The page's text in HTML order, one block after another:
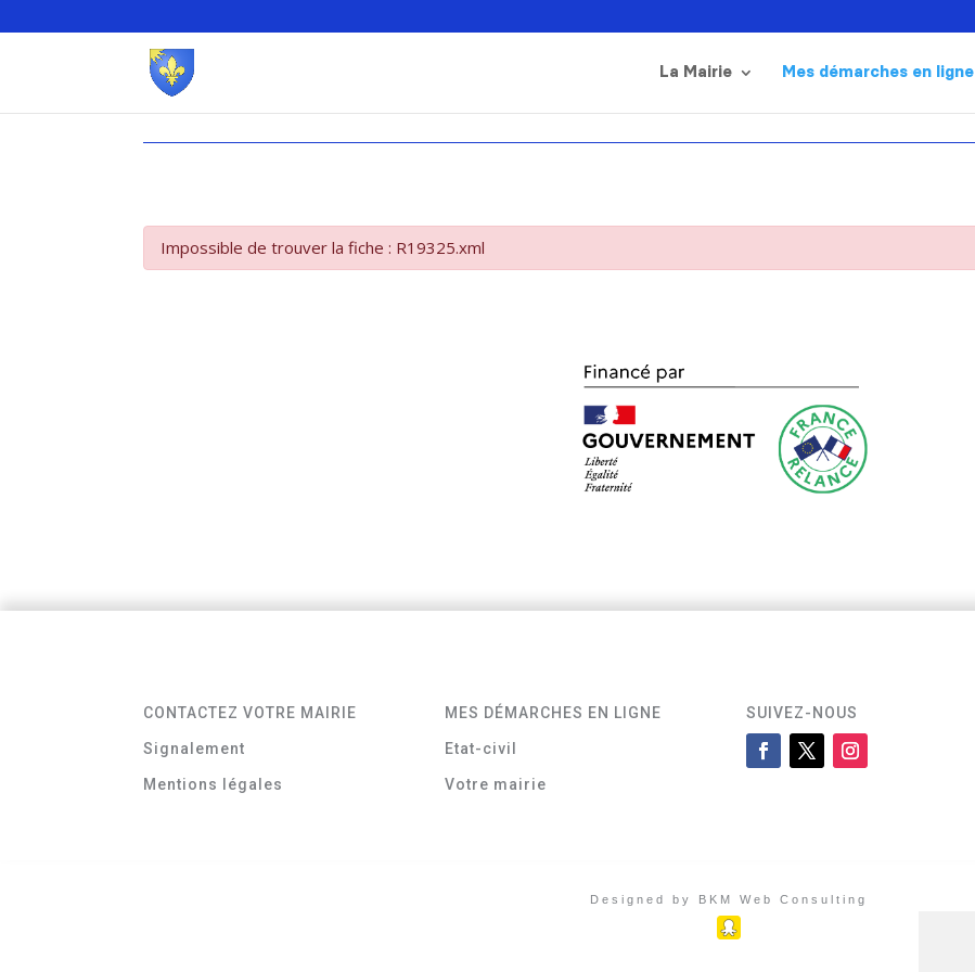
La Mairie Mes démarches en ligne
Impossible de trouver la fiche : R19325.xml
CONTACTEZ VOTRE MAIRIE
Signalement
Mentions légales
MES DÉMARCHES EN LIGNE
Etat-civil
Votre mairie
SUIVEZ-NOUS
Designed by BKM Web Consulting